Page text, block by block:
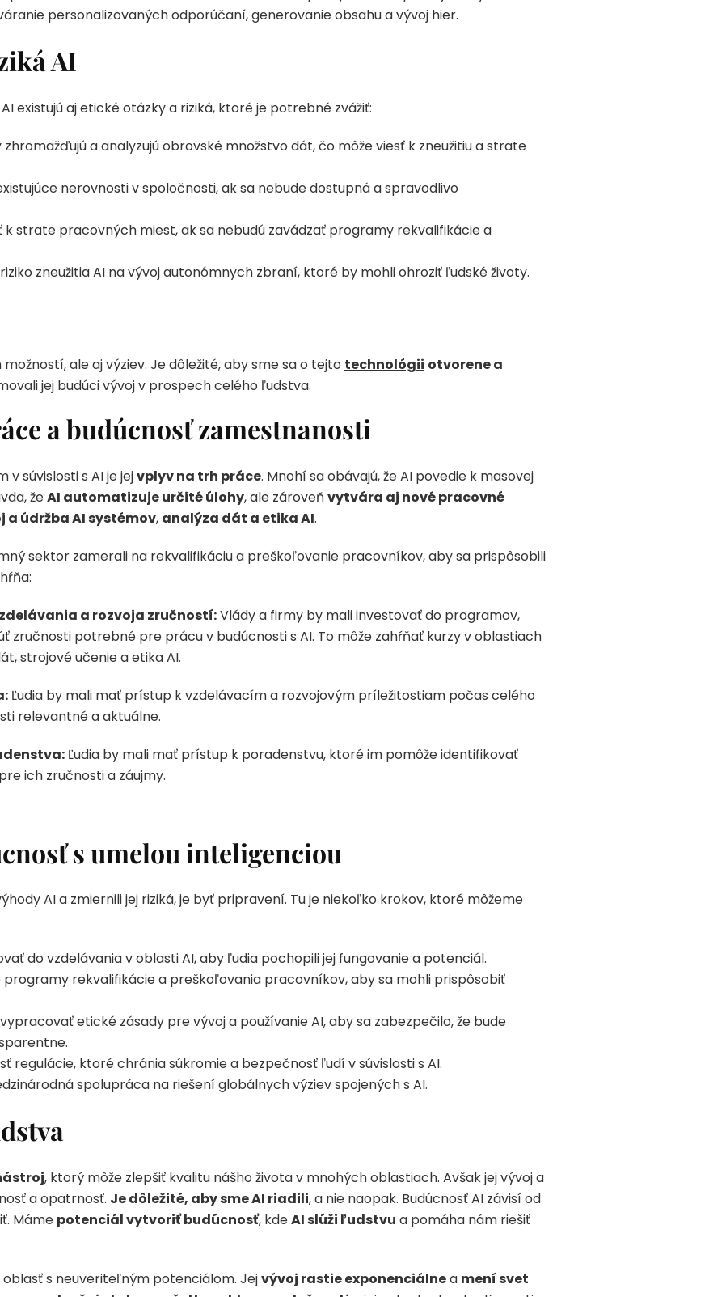
personalizovaných odporúčaní, generovanie obsahu a vývoj hier.
AI
existujú aj etické otázky a riziká, ktoré je potrebné zvážiť:
zhromažďujú a analyzujú obrovské množstvo dát, čo môže viesť k zneužitiu a strate
nerovnosti v spoločnosti, ak sa nebude dostupná a spravodlivo
k strate pracovných miest, ak sa nebudú zavádzať programy rekvalifikácie a
riziko zneužitia AI na vývoj autonómnych zbraní, ktoré by mohli ohroziť ľudské životy.
ale aj výziev. Je dôležité, aby sme sa o tejto technológii otvorene a
jej budúci vývoj v prospech celého ľudstva.
a budúcnosť zamestnanosti
súvislosti s AI je jejvplyv na trh práce. Mnohí sa obávajú, že AI povedie k masovej
žeAI automatizuje určité úlohy, ale zároveň vytvára aj nové pracovné
a údržba AI systémov, analýza dát a etika AI.
sektor zamerali na rekvalifikáciu a preškoľovanie pracovníkov, aby sa prispôsobili
a rozvoja zručností:Vlády a firmy by mali investovať do programov,
zručnosti potrebné pre prácu v budúcnosti s AI. To môže zahŕňať kurzy v oblastiach
strojové učenie a etika AI.
Ľudia by mali mať prístup k vzdelávacím a rozvojovým príležitostiam počas celého
relevantné a aktuálne.
Ľudia by mali mať prístup k poradenstvu, ktoré im pomôže identifikovať
ich zručnosti a záujmy.
s umelou inteligenciou
AI a zmiernili jej riziká, je byť pripravení. Tu je niekoľko krokov, ktoré môžeme
do vzdelávania v oblasti AI, aby ľudia pochopili jej fungovanie a potenciál.
rekvalifikácie a preškoľovania pracovníkov, aby sa mohli prispôsobiť
etické zásady pre vývoj a používanie AI, aby sa zabezpečilo, že bude
regulácie, ktoré chránia súkromie a bezpečnosť ľudí v súvislosti s AI.
spolupráca na riešení globálnych výziev spojených s AI.
, ktorý môže zlepšiť kvalitu nášho života v mnohých oblastiach. Avšak jej vývoj a
a opatrnosť. Je dôležité, aby sme AI riadili, a nie naopak. Budúcnosť AI závisí od
Máme potenciál vytvoriť budúcnosť, kdeAI slúži ľudstvu a pomáha nám riešiť
s neuveriteľným potenciálom. Jejvývoj rastie exponenciálnea mení svet